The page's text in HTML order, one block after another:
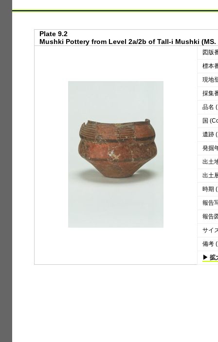
Plate 9.2
Mushki Pottery from Level 2a/2b of Tall-i Mushki (MS.
図版
標本
現地
採集
品名
国
遺跡
発掘
出土
出土
時期
報告
報告
サイ
備考
▶ 拡